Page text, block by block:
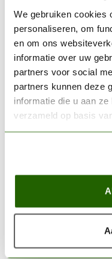
We gebruiken cookies
personaliseren, om
en om ons
informatie over uw
partners voor social
partners kunnen deze
informatie die u aan
verzameld op basis
Niet op voorraad